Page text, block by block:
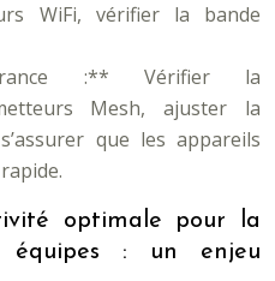
WiFi, vérifier la bande
:** Vérifier la
Mesh, ajuster la
que les appareils
optimale pour la
équipes : un enjeu